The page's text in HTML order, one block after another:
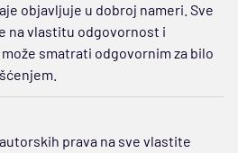
objavljuje u dobroj nameri. Sve
na vlastitu odgovornost i
smatrati odgovornim za bilo
prava na sve vlastite